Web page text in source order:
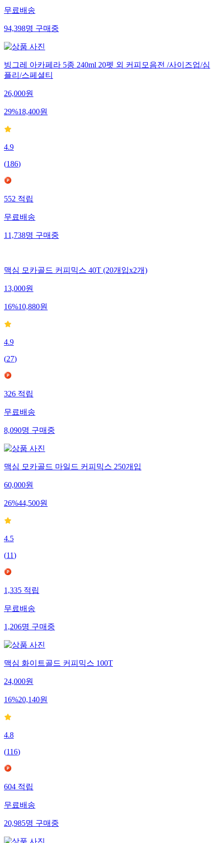
무료배송
94,398명구매중
빙그레 아카페라 5종 240ml 20펫 외 커피모음전 /사이즈업/심
플리/스페셜티
26,000원
29%18,400원
4.9
(186)
552적립
무료배송
11,738명구매중
맥심 모카골드 커피믹스 40T (20개입x2개)
13,000원
16%10,880원
4.9
(27)
326적립
무료배송
8,090명구매중
맥심 모카골드 마일드 커피믹스 250개입
60,000원
26%44,500원
4.5
(11)
1,335적립
무료배송
1,206명구매중
맥심 화이트골드 커피믹스 100T
24,000원
16%20,140원
4.8
(116)
604적립
무료배송
20,985명구매중